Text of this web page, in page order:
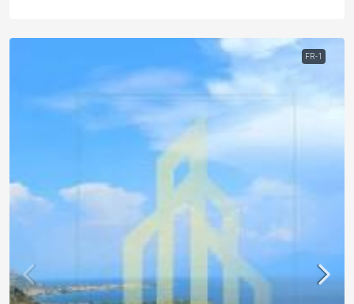
FR-1